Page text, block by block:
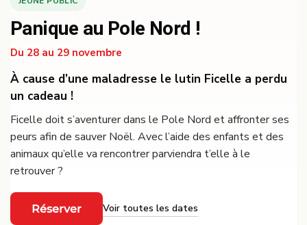
Panique au Pole Nord !
Du 28 au 29 novembre
À cause d’une maladresse le lutin Ficelle a perdu
un cadeau !
Ficelle doit s’aventurer dans le Pole Nord et affronter ses
peurs afin de sauver Noël. Avec l’aide des enfants et des
animaux qu’elle va rencontrer parviendra t’elle à le
retrouver ?
Réserver
·
Voir toutes les dates